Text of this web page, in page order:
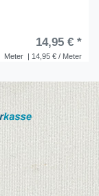
Meter | 14,95 € / Meter
14,95 € *